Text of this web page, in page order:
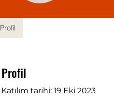
Profil
Katılım tarihi: 19 Eki 2023
Profil